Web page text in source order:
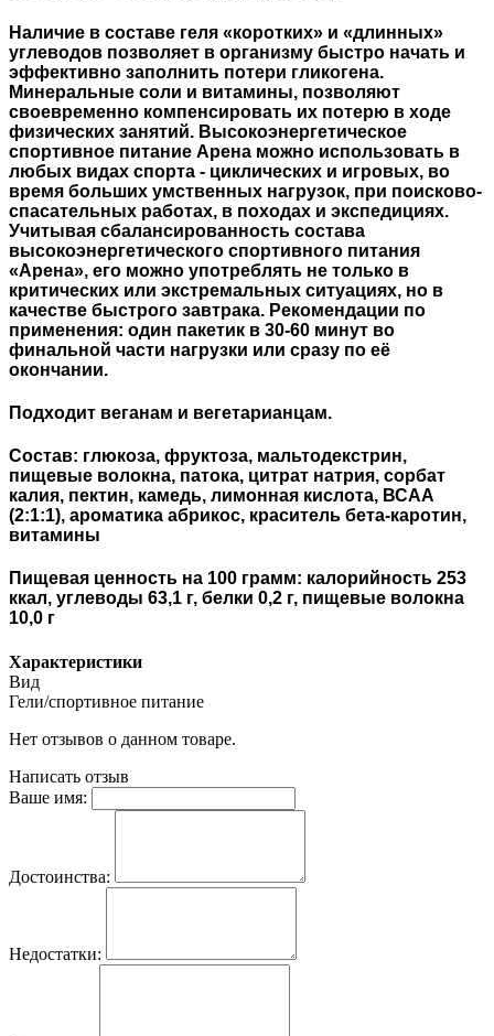
Наличие в составе геля «коротких» и «длинных»
углеводов позволяет в организму быстро начать и
эффективно заполнить потери гликогена.
Минеральные соли и витамины, позволяют
своевременно компенсировать их потерю в ходе
физических занятий. Высокоэнергетическое
спортивное питание Арена можно использовать в
любых видах спорта - циклических и игровых, во
время больших умственных нагрузок, при поисково-
спасательных работах, в походах и экспедициях.
Учитывая сбалансированность состава
высокоэнергетического спортивного питания
«Арена», его можно употреблять не только в
критических или экстремальных ситуациях, но в
качестве быстрого завтрака. Рекомендации по
применения: один пакетик в 30-60 минут во
финальной части нагрузки или сразу по её
окончании.
Подходит веганам и вегетарианцам.
Состав: глюкоза, фруктоза, мальтодекстрин,
пищевые волокна, патока, цитрат натрия, сорбат
калия, пектин, камедь, лимонная кислота, ВСАА
(2:1:1), ароматика абрикос, краситель бета-каротин,
витамины
Пищевая ценность на 100 грамм: калорийность 253
ккал, углеводы 63,1 г, белки 0,2 г, пищевые волокна
10,0 г
Характеристики
Вид
Гели/спортивное питание
Нет отзывов о данном товаре.
Написать отзыв
Ваше имя:
Достоинства:
Недостатки: